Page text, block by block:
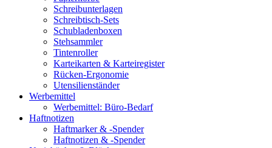
Schreibunterlagen
Schreibtisch-Sets
Schubladenboxen
Stehsammler
Tintenroller
Karteikarten & Karteiregister
Rücken-Ergonomie
Utensilienständer
Werbemittel
Werbemittel: Büro-Bedarf
Haftnotizen
Haftmarker & -Spender
Haftnotizen & -Spender